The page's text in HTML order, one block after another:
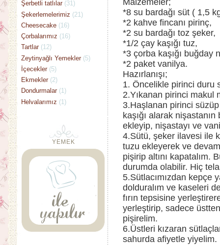
Malzemeler;
*8 su bardağı süt ( 1,5
*2 kahve fincanı pirinç,
*2 su bardağı toz şeker,
*1/2 çay kaşığı tuz,
*3 çorba kaşığı buğday
*2 paket vanilya.
Hazırlanışı;
1. Öncelikle pirinci duru
2.Yıkanan pirinci makul
3.Haşlanan pirinci
kaşığı alarak
ekleyip, nişastayı ve
4.Sütü, şeker ilavesi ile
tuzu ekleyerek ve
pişirip altını kapatalım.
durumda olabilir. Hiç
5.Sütlacımızdan kepçe
dolduralım ve kaseleri
fırın tepsisine
yerleştirip, sadece
pişirelim.
6.Üstleri kızaran
sahurda afiyetle yiyelim.
Şerbetli tatlılar (31)
Şekerlemelerimiz (21)
Cheesecake (16)
Çorbalarımız (16)
Tartlar (12)
Zeytinyağlı Yemekler (5)
İçecekler (5)
Ekmekler (2)
Dondurmalar (1)
Helvalarımız (1)
YEMEK